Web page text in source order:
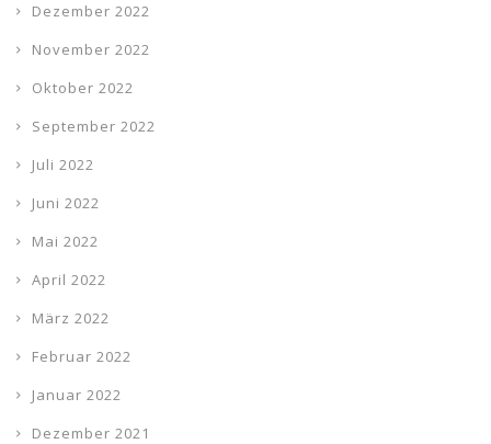
Dezember 2022
November 2022
Oktober 2022
September 2022
Juli 2022
Juni 2022
Mai 2022
April 2022
März 2022
Februar 2022
Januar 2022
Dezember 2021